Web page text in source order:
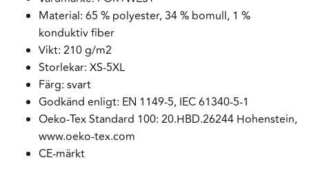
Material: 65 % polyester, 34 % bomull, 1 %
konduktiv fiber
Vikt: 210 g/m2
Storlekar: XS-5XL
Färg: svart
Godkänd enligt: EN 1149-5, IEC 61340-5-1
Oeko-Tex Standard 100: 20.HBD.26244 Hohenstein,
www.oeko-tex.com
CE-märkt